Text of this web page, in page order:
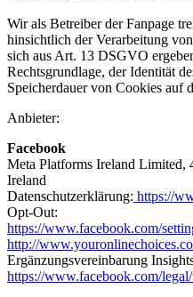
Wir als Betreiber der Fanpage
hinsichtlich der Verarbeitung
sich aus Art. 13 DSGVO
Rechtsgrundlage, der Identität
Speicherdauer von Cookies auf
Anbieter:
Facebook
Meta Platforms Ireland Limited,
Ireland
Datenschutzerklärung: https://
Opt-Out:
https://www.facebook.com/
http://
Ergänzungsvereinbarung
https://www.facebook.com/